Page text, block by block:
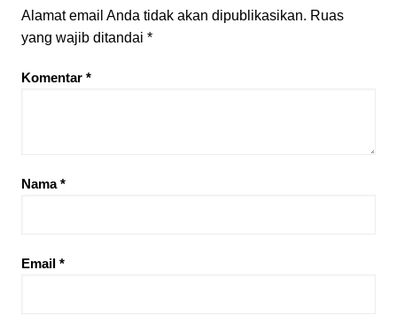
Alamat email Anda tidak akan dipublikasikan. Ruas
yang wajib ditandai *
Komentar *
Nama*
Email *